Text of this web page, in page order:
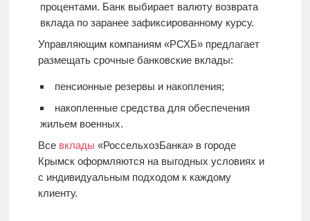
процентами. Банк выбирает валюту возврата
вклада по заранее зафиксированному курсу.
Управляющим компаниям «РСХБ» предлагает
размещать срочные банковские вклады:
пенсионные резервы и накопления;
накопленные средства для обеспечения
жильем военных.
Все вклады «РоссельхозБанка» в городе
Крымск оформляются на выгодных условиях и
с индивидуальным подходом к каждому
клиенту.